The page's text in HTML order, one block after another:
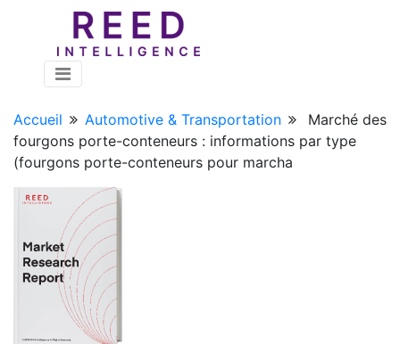
Accueil Automotive & Transportation
Marché des
fourgons porte-conteneurs : informations par type
(fourgons porte-conteneurs pour marcha